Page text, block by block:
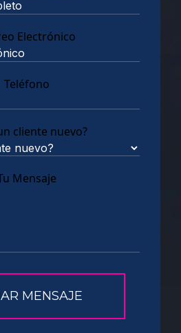
Electrónico
Teléfono
cliente nuevo?
Mensaje